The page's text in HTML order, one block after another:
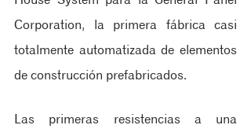
Corporation, la primera fábrica casi
totalmente automatizada de elementos
de construcción prefabricados.
Las primeras resistencias a una